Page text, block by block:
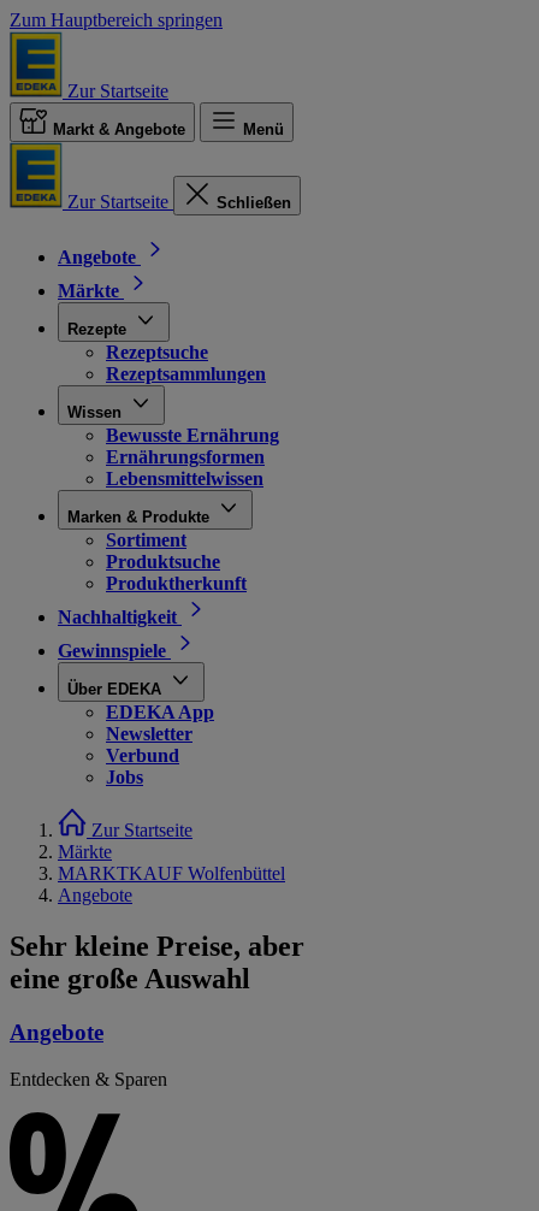
Zum Hauptbereich springen
Zur Startseite
Markt & Angebote Menü
Zur Startseite Schließen
Angebote
Märkte
Rezepte
Rezeptsuche
Rezeptsammlungen
Wissen
Bewusste Ernährung
Ernährungsformen
Lebensmittelwissen
Marken & Produkte
Sortiment
Produktsuche
Produktherkunft
Nachhaltigkeit
Gewinnspiele
Über EDEKA
EDEKA App
Newsletter
Verbund
Jobs
Zur Startseite
Märkte
MARKTKAUF Wolfenbüttel
Angebote
Sehr kleine Preise, aber
eine große Auswahl
Angebote
Entdecken & Sparen